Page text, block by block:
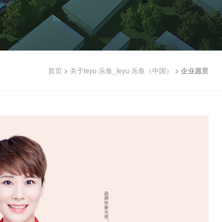
首页 > 关于leyu·乐鱼_leyu·乐鱼（中国） >企业愿景